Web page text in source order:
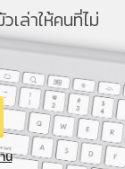
เล่าให้คนที่ไม่
น